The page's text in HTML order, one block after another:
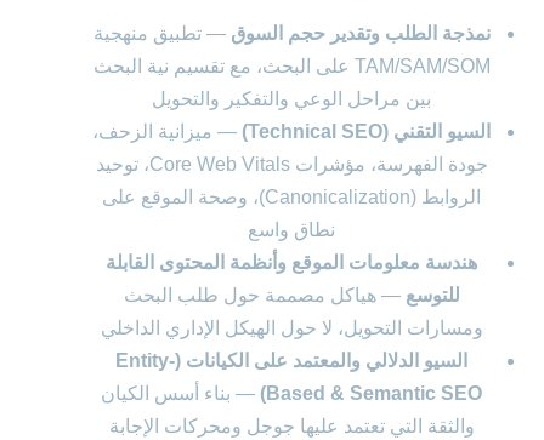
نمذجة الطلب وتقدير حجم السوق — تطبيق منهجية
TAM/SAM/SOM على البحث، مع تقسيم نية البحث
بين مراحل الوعي والتفكير والتحويل
السيو التقني (Technical SEO)
— ميزانية الزحف،
جودة الفهرسة، مؤشرات Core Web Vitals، توحيد
الروابط (Canonicalization)، وصحة الموقع على
نطاق واسع
هندسة معلومات الموقع وأنظمة المحتوى القابلة
للتوسع — هياكل مصممة حول طلب البحث
ومسارات التحويل، لا حول الهيكل الإداري الداخلي
السيو الدلالي والمعتمد على الكيانات (Entity-
Based & Semantic SEO)
— بناء أسس الكيان
والثقة التي تعتمد عليها جوجل ومحركات الإجابة